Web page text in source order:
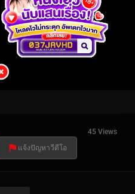
45 Views
แจ้งปัญหาวีดีโอ